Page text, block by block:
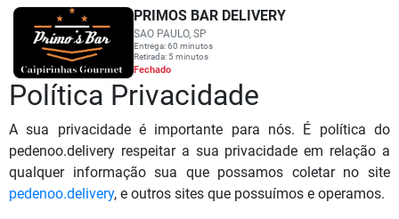
PRIMOS BAR DELIVERY
SAO PAULO, SP
Entrega: 60 minutos
Retirada: 5 minutos
Fechado
Política Privacidade
A sua privacidade é importante para nós. É política do
pedenoo.delivery respeitar a sua privacidade em relação a
qualquer informação sua que possamos coletar no site
pedenoo.delivery, e outros sites que possuímos e operamos.